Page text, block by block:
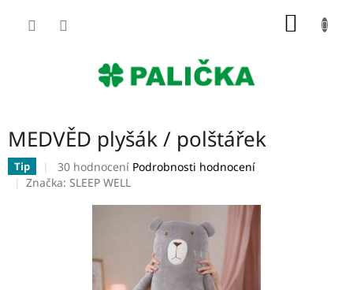
MEDVĚD plyšák / polštářek
Tip
Průměrné
hodnocení
hvězdiček.
30 hodnocení Podrobnosti hodnocení
Značka: SLEEP WELL